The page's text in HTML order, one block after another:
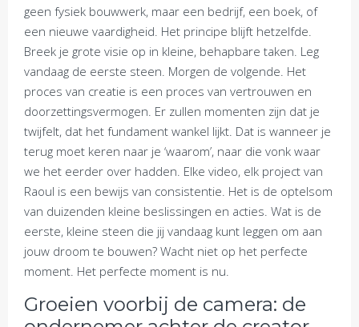
geen fysiek bouwwerk, maar een bedrijf, een boek, of
een nieuwe vaardigheid. Het principe blijft hetzelfde.
Breek je grote visie op in kleine, behapbare taken. Leg
vandaag de eerste steen. Morgen de volgende. Het
proces van creatie is een proces van vertrouwen en
doorzettingsvermogen. Er zullen momenten zijn dat je
twijfelt, dat het fundament wankel lijkt. Dat is wanneer je
terug moet keren naar je ‘waarom’, naar die vonk waar
we het eerder over hadden. Elke video, elk project van
Raoul is een bewijs van consistentie. Het is de optelsom
van duizenden kleine beslissingen en acties. Wat is de
eerste, kleine steen die jij vandaag kunt leggen om aan
jouw droom te bouwen? Wacht niet op het perfecte
moment. Het perfecte moment is nu.
Groeien voorbij de camera: de